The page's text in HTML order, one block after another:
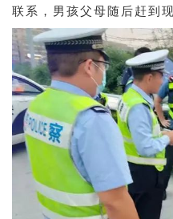
联系，男孩父母随后赶到现